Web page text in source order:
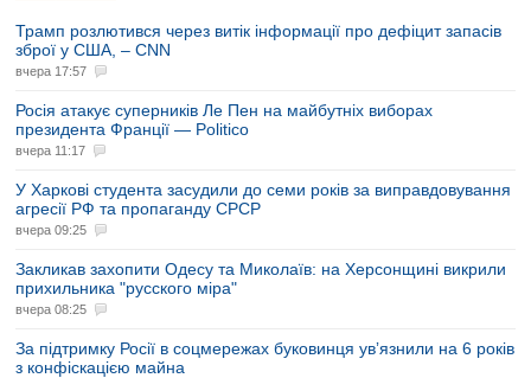
Трамп розлютився через витік інформації про дефіцит запасів
зброї у США, – CNN
вчера 17:57
Росія атакує суперників Ле Пен на майбутніх виборах
президента Франції — Politico
вчера 11:17
У Харкові студента засудили до семи років за виправдовування
агресії РФ та пропаганду СРСР
вчера 09:25
Закликав захопити Одесу та Миколаїв: на Херсонщині викрили
прихильника "русского міра"
вчера 08:25
За підтримку Росії в соцмережах буковинця увʼязнили на 6 років
з конфіскацією майна